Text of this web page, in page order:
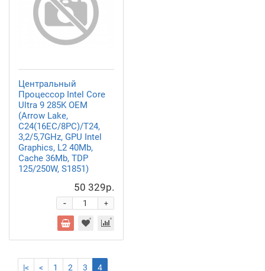
Центральный
Процессор Intel Core
Ultra 9 285K OEM
(Arrow Lake,
C24(16EC/8PC)/T24,
3,2/5,7GHz, GPU Intel
Graphics, L2 40Mb,
Cache 36Mb, TDP
125/250W, S1851)
50 329р.
+
-
|< < 1 2 3 4